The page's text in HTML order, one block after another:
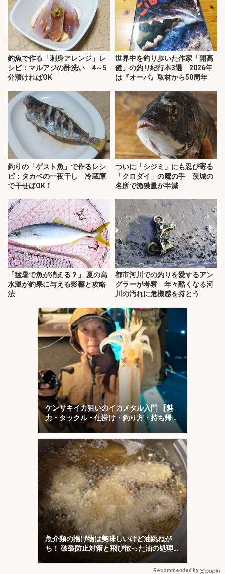
釣魚で作る「刺身アレンジ」レ
シピ：マルアジの酢洗い 4～5
分漬ければOK
世界中を釣り歩いた作家「開高
健」の釣り紀行本3選 2026年
は『オーパ』取材から50周年
釣りの「ゲスト魚」で作るレシ
ピ：タカベの一夜干し 冷蔵庫
で干せばOK！
ついに「シジミ」にも忍び寄る
「クロダイ」の魔の手 茨城の
名所で漁獲量が半減
「猛暑で魚が消える？」 夏の高
水温が釣果に与える影響と攻略
法
都市河川での釣りを愛するアン
グラーが考察 年々酷くなる河
川の汚れに危機感を持とう
ケンサキイカ狙いのイカメタル入門 【魅
力・タックル・仕掛け・釣り方・持ち帰り
方を解説】
魚介類の揚げ物は美味しいけど油跳ねが
ち！ 破裂防止対策と飛び散った油の処理
Recommended by